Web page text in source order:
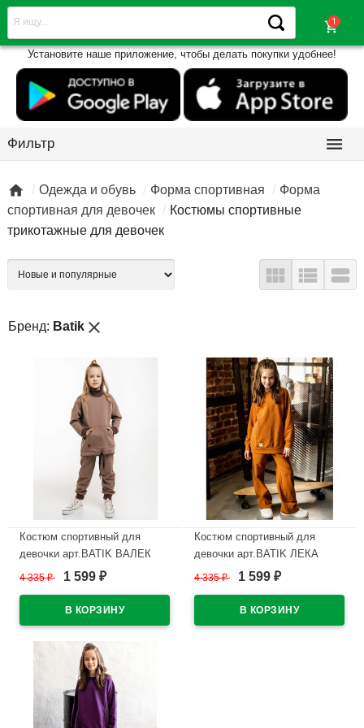
shopping_cart
Установите наше приложение, чтобы делать покупки удобнее!
Фильтр 
 Одежда и обувь Форма спортивная
Форма
спортивная для девочек
Костюмы спортивные
трикотажные для девочек
  
Бренд: Batik close
Костюм спортивный для
девочки арт.BATIK ВАЛЕК
размер 34/134-42/164
4 335₽ 1 599 ₽
Костюм спортивный для
девочки арт.BATIK ЛЕКА
размер 34/134-42/164 охра
4 335₽ 1 599 ₽